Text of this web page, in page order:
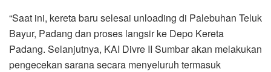
“Saat ini, kereta baru selesai unloading di Palebuhan Teluk
Bayur, Padang dan proses langsir ke Depo Kereta
Padang. Selanjutnya, KAI Divre II Sumbar akan melakukan
pengecekan sarana secara menyeluruh termasuk